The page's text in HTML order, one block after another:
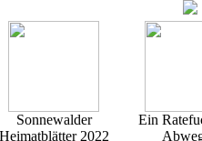
Sonnewalder
Heimatblätter 2022
Ein